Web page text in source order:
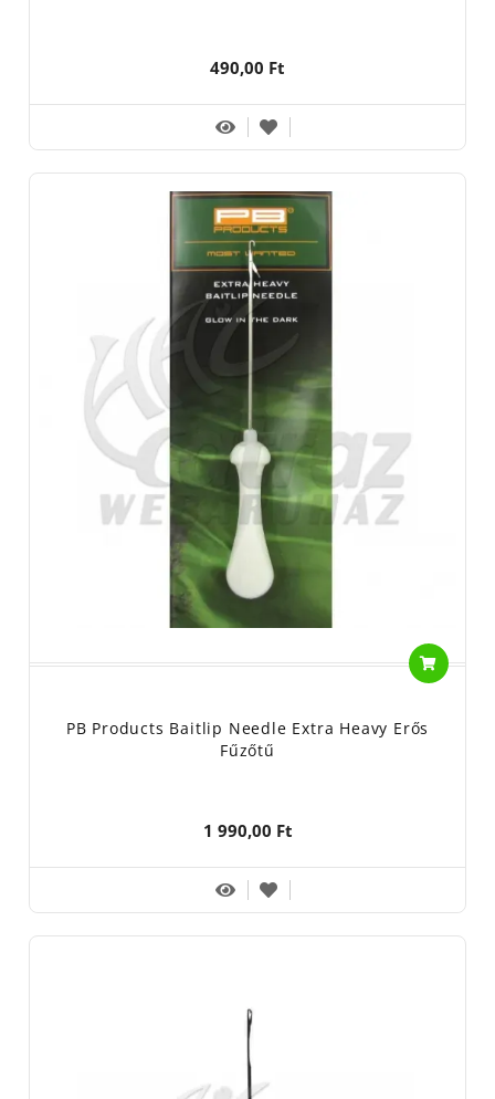
490,00 Ft
PB Products Baitlip Needle Extra Heavy Erős
Fűzőtű
1 990,00 Ft